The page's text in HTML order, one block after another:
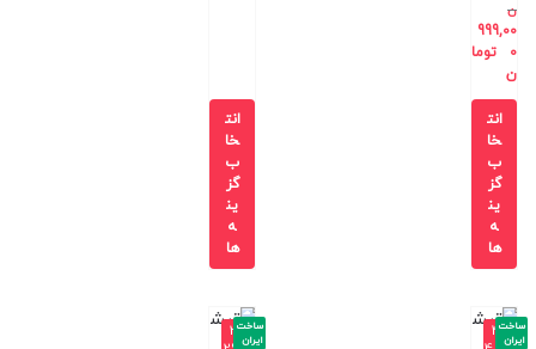
ن
999,00
0
توما
ن
انت
خا
ب
گز
ین
ه
ها
انت
خا
ب
گز
ین
ه
ها
-4ساخت
ایران
-3ساخت
ایران